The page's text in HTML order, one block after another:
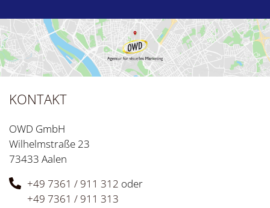
KONTAKT
OWD GmbH
Wilhelmstraße 23
73433 Aalen
+49 7361 / 911 312 oder
+49 7361 / 911 313